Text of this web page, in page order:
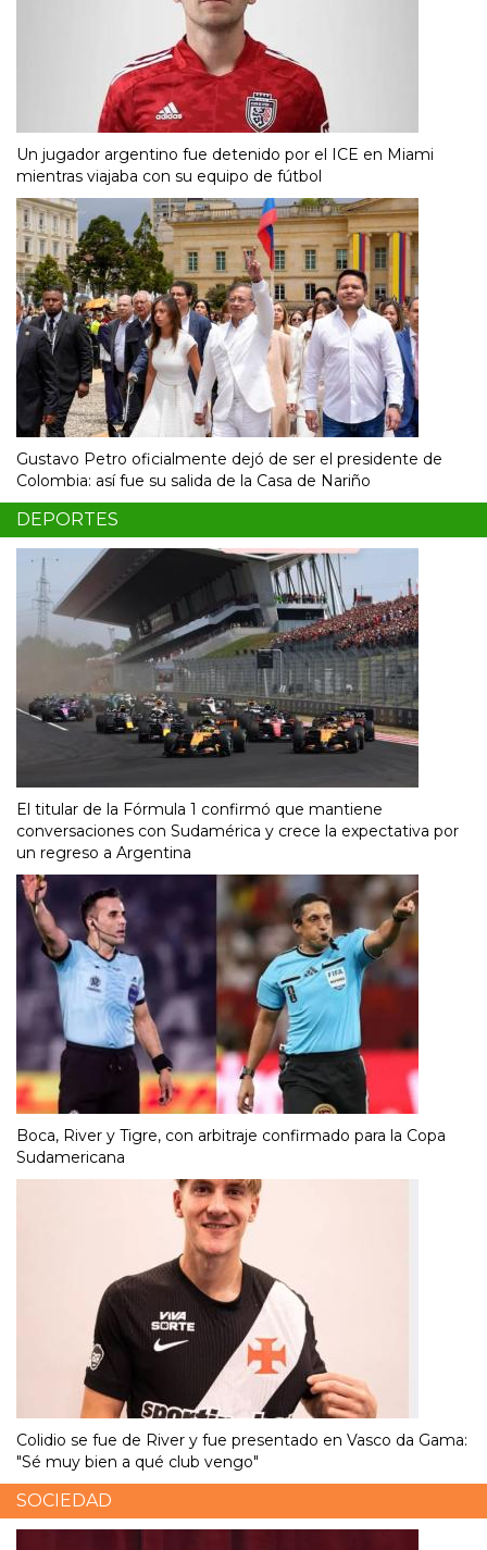
Un jugador argentino fue detenido por el ICE en Miami
mientras viajaba con su equipo de fútbol
Gustavo Petro oficialmente dejó de ser el presidente de
Colombia: así fue su salida de la Casa de Nariño
DEPORTES
El titular de la Fórmula 1 confirmó que mantiene
conversaciones con Sudamérica y crece la expectativa por
un regreso a Argentina
Boca, River y Tigre, con arbitraje confirmado para la Copa
Sudamericana
Colidio se fue de River y fue presentado en Vasco da Gama:
"Sé muy bien a qué club vengo"
SOCIEDAD